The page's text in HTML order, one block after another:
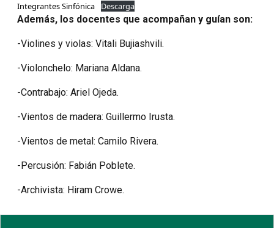
Integrantes Sinfónica Descarga
Además, los docentes que acompañan y guían son:
-Violines y violas: Vitali Bujiashvili.
-Violonchelo: Mariana Aldana.
-Contrabajo: Ariel Ojeda.
-Vientos de madera: Guillermo Irusta.
-Vientos de metal: Camilo Rivera.
-Percusión: Fabián Poblete.
-Archivista: Hiram Crowe.